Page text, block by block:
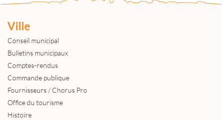
Ville
Conseil municipal
Bulletins municipaux
Comptes-rendus
Commande publique
Fournisseurs / Chorus Pro
Office du tourisme
Histoire